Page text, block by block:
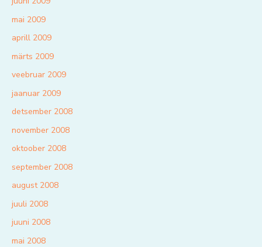
mai 2009
aprill 2009
märts 2009
veebruar 2009
jaanuar 2009
detsember 2008
november 2008
oktoober 2008
september 2008
august 2008
juuli 2008
juuni 2008
mai 2008